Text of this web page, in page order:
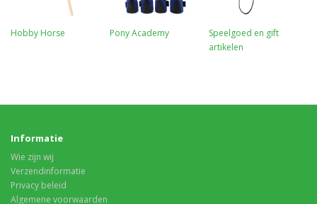
Hobby Horse Pony Academy
Speelgoed en gift
artikelen
Informatie
Wie zijn wij
Verzendinformatie
Privacy beleid
Algemene voorwaarden